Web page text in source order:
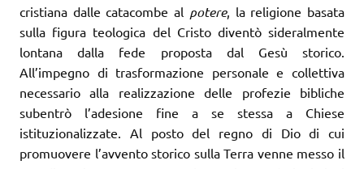
cristiana dalle catacombe al potere, la religione basata
sulla figura teologica del Cristo diventò sideralmente
lontana dalla fede proposta dal Gesù storico.
All’impegno di trasformazione personale e collettiva
necessario alla realizzazione delle profezie bibliche
subentrò l’adesione fine a se stessa a Chiese
istituzionalizzate. Al posto del regno di Dio di cui
promuovere l’avvento storico sulla Terra venne messo il